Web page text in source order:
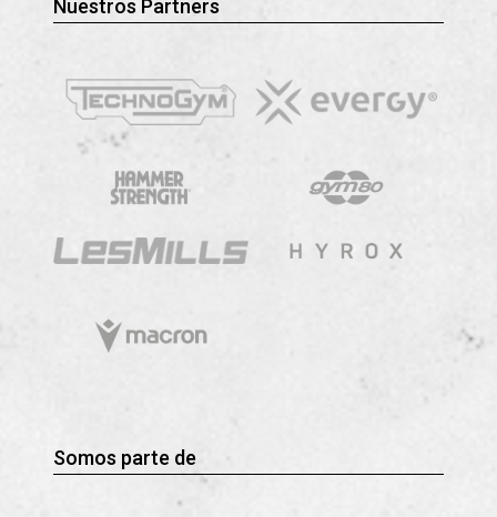
Nuestros Partners
Somos parte de